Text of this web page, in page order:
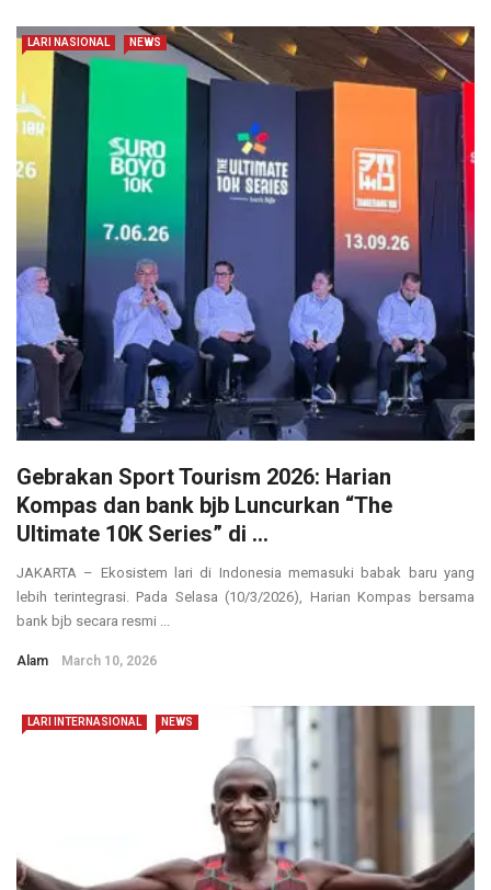
LARI NASIONAL NEWS
Gebrakan Sport Tourism 2026: Harian
Kompas dan bank bjb Luncurkan “The
Ultimate 10K Series” di ...
JAKARTA – Ekosistem lari di Indonesia memasuki babak baru yang
lebih terintegrasi. Pada Selasa (10/3/2026), Harian Kompas bersama
bank bjb secara resmi ...
Alam March 10, 2026
LARI INTERNASIONAL NEWS